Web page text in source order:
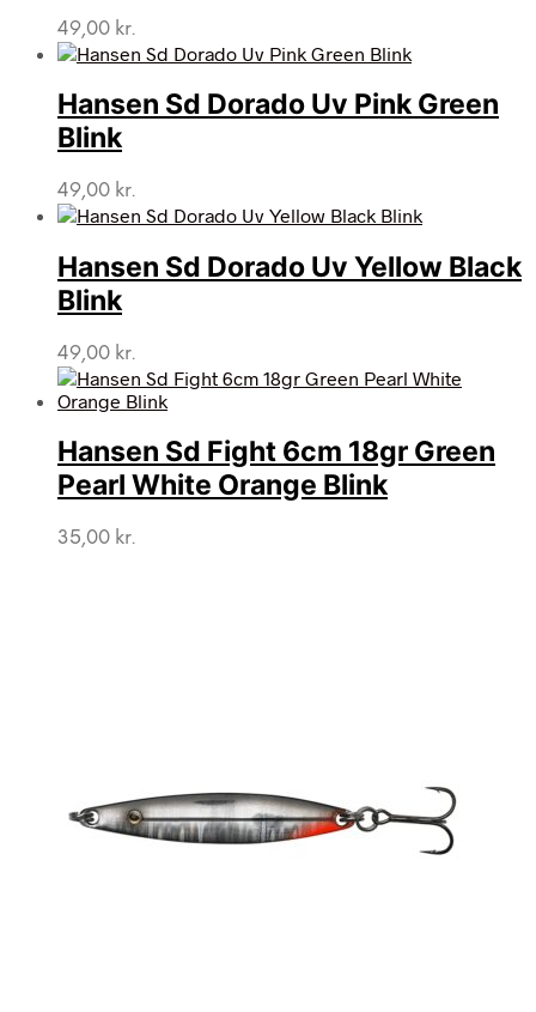
49,00 kr.
Hansen Sd Dorado Uv Pink Green
Blink
49,00 kr.
Hansen Sd Dorado Uv Yellow Black
Blink
49,00 kr.
Hansen Sd Fight 6cm 18gr Green
Pearl White Orange Blink
35,00 kr.